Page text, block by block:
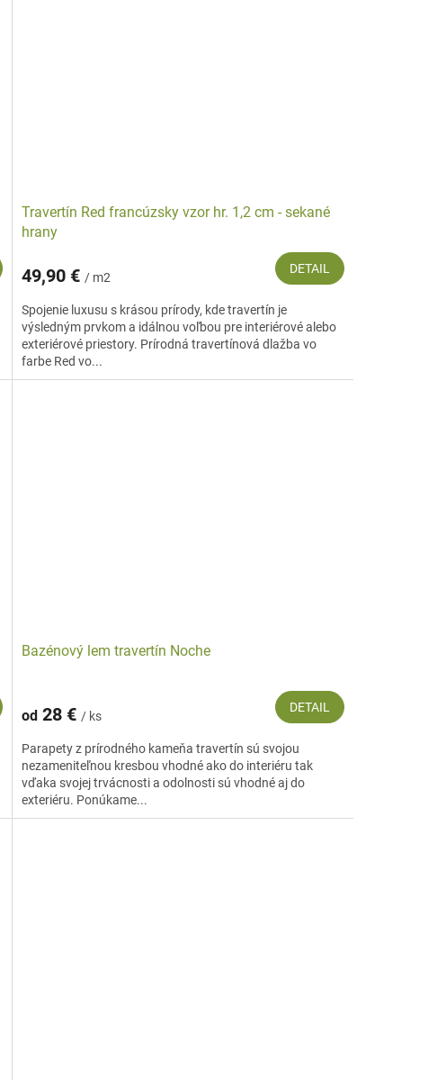
Travertín Red francúzsky vzor hr. 1,2 cm - sekané
hrany
49,90 € / m2
DETAIL
Spojenie luxusu s krásou prírody, kde travertín je
výsledným prvkom a idálnou voľbou pre interiérové alebo
exteriérové priestory. Prírodná travertínová dlažba vo
farbe Red vo...
Bazénový lem travertín Noche
od28 € / ks
DETAIL
Parapety z prírodného kameňa travertín sú svojou
nezameniteľnou kresbou vhodné ako do interiéru tak
vďaka svojej trvácnosti a odolnosti sú vhodné aj do
exteriéru. Ponúkame...